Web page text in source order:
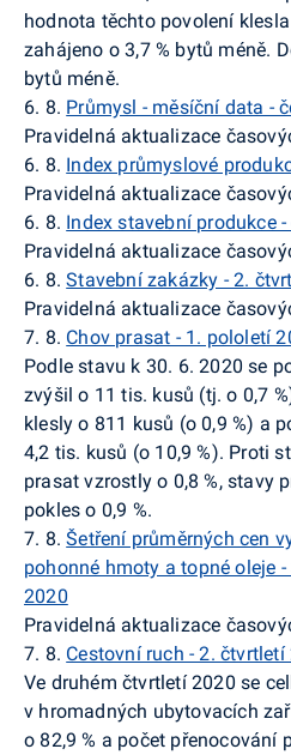
hodnota těchto povolení
zahájeno o 3,7 % bytů méně.
bytů méně.
6. 8. Průmysl - měsíční data -
Pravidelná aktualizace
6. 8. Index průmyslové
Pravidelná aktualizace
6. 8. Index stavební produkce
Pravidelná aktualizace
6. 8.Stavební zakázky - 2.
Pravidelná aktualizace
7. 8. Chov prasat - 1. pololetí
Podle stavu k 30. 6. 2020 se
zvýšil o 11 tis. kusů (tj. o 0,7
klesly o 811 kusů (o 0,9 %) a
4,2 tis. kusů (o 10,9 %). Proti
prasat vzrostly o 0,8 %, stavy
pokles o 0,9 %.
7. 8.Šetření průměrných cen
pohonné hmoty a topné oleje
2020
Pravidelná aktualizace
7. 8. Cestovní ruch - 2. čtvrtletí
Ve druhém čtvrtletí 2020 se
v hromadných ubytovacích
o 82,9 % a počet přenocování